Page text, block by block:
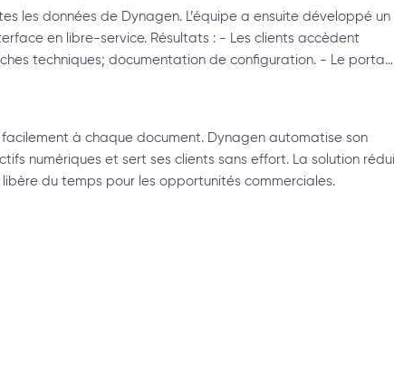
les données de Dynagen. L’équipe a ensuite développé un
en libre-service. Résultats : - Les clients accèdent
techniques; documentation de configuration. - Le porta…
à chaque document. Dynagen automatise son
numériques et sert ses clients sans effort. La solution
du temps pour les opportunités commerciales.